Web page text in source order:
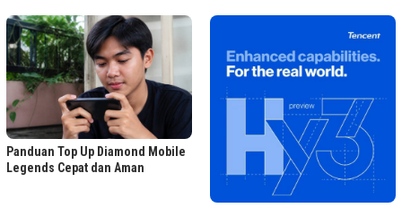
Panduan Top Up Diamond Mobile
Legends Cepat dan Aman